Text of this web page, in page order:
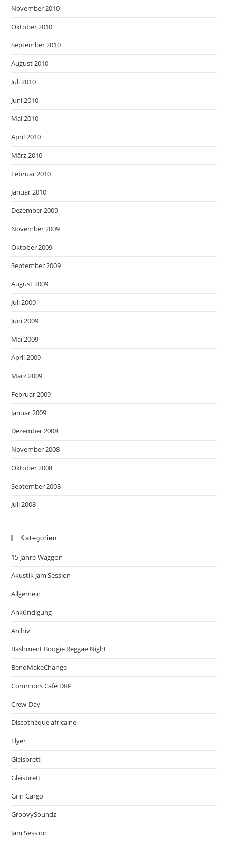
November 2010
Oktober 2010
September 2010
August 2010
Juli 2010
Juni 2010
Mai 2010
April 2010
März 2010
Februar 2010
Januar 2010
Dezember 2009
November 2009
Oktober 2009
September 2009
August 2009
Juli 2009
Juni 2009
Mai 2009
April 2009
März 2009
Februar 2009
Januar 2009
Dezember 2008
November 2008
Oktober 2008
September 2008
Juli 2008
Kategorien
15-Jahre-Waggon
Akustik Jam Session
Allgemein
Ankündigung
Archiv
Bashment Boogie Reggae Night
BendMakeChange
Commons Café DRP
Crew-Day
Discothèque africaine
Flyer
Gleisbrett
Gleisbrett
Grin Cargo
GroovySoundz
Jam Session